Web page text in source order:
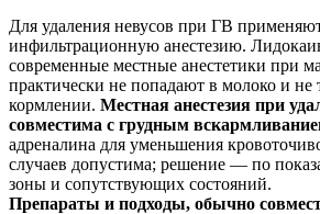
Для удаления невусов при ГВ
инфильтрационную анестезию.
современные местные анестетики при
практически не попадают в молоко и не
кормлении. Местная анестезия при
совместима с грудным
адреналина для уменьшения
случаев допустима; решение — по
зоны и сопутствующих состояний.
Препараты и подходы, обычно